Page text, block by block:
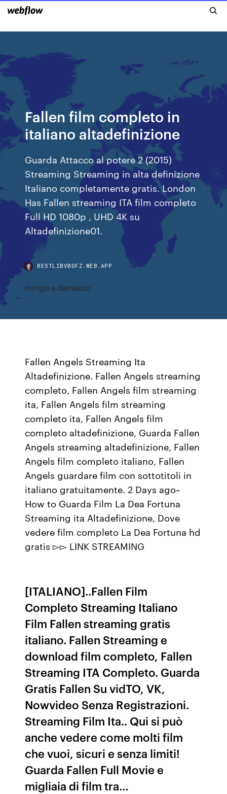
Fallen film completo in
italiano altadefinizione
Guarda Attacco al potere 2 (2015)
Streaming Streaming in alta definizione
Italiano completamente gratis. London
Has Fallen streaming ITA film completo
Full HD 1080p , UHD 4K su
Altadefinizione01.
BESTLIBVBDFZ.WEB.APP
Intrigo a damasco
Fallen Angels Streaming Ita
Altadefinizione. Fallen Angels streaming
completo, Fallen Angels film streaming
ita, Fallen Angels film streaming
completo ita, Fallen Angels film
completo altadefinizione, Guarda Fallen
Angels streaming altadefinizione, Fallen
Angels film completo italiano, Fallen
Angels guardare film con sottotitoli in
italiano gratuitamente. 2 Days ago~
How to Guarda Film La Dea Fortuna
Streaming ita Altadefinizione, Dove
vedere film completo La Dea Fortuna hd
gratis ▻▻ LINK STREAMING
[ITALIANO]..Fallen Film
Completo Streaming Italiano
Film Fallen streaming gratis
italiano. Fallen Streaming e
download film completo, Fallen
Streaming ITA Completo. Guarda
Gratis Fallen Su vidTO, VK,
Nowvideo Senza Registrazioni.
Streaming Film Ita.. Qui si può
anche vedere come molti film
che vuoi, sicuri e senza limiti!
Guarda Fallen Full Movie e
migliaia di film tra…